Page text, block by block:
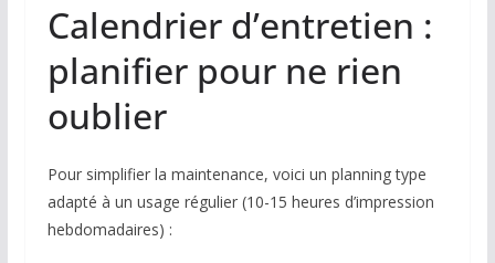
Calendrier d’entretien :
planifier pour ne rien
oublier
Pour simplifier la maintenance, voici un planning type
adapté à un usage régulier (10-15 heures d’impression
hebdomadaires) :